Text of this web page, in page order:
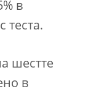
в
теста.
шестте
в